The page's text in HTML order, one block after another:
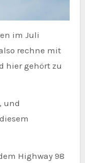
im Juli
rechne mit
hier gehört zu
und
Highway 98